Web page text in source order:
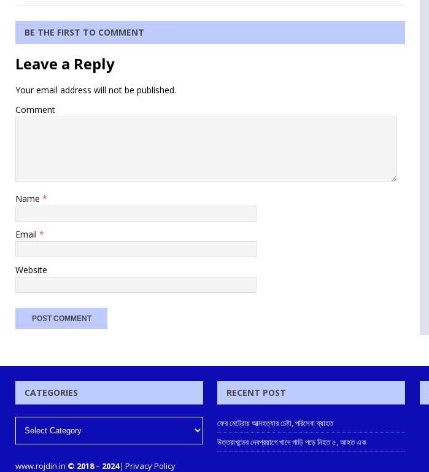
BE THE FIRST TO COMMENT
Leave a Reply
Your email address will not be published.
Comment
Name *
Email *
Website
CATEGORIES
www.rojdin.in © 2018– 2024| Privacy Policy
RECENT POST
ফের মেট্রোয় আত্মহত্যার চেষ্টা, পরিসেবা ব্যাহত
উত্তরাখন্ডের দেবপ্রয়াগে খাদে গাড়ি পড়ে নিহত ৫, আহত এক